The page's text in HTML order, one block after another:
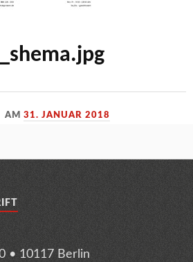
AM 31. JANUAR 2018
• 10117 Berlin